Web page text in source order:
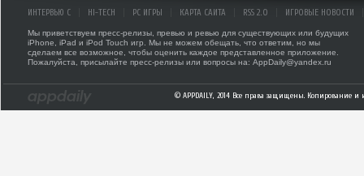
ИНТЕРВЬЮ С HI-TECH PC ИГРЫ КАРТА САЙТА RSS 2.0 ИГРОВЫЕ НОВОСТИ
Мы приветствуем пресс-релизы, превью и ревью для существующих или будущих
iPhone, iPad и iPod Touch игр. Мы не можем обещать, что ответим, но мы
сделаем все возможное, чтобы оценить каждое представленное приложение.
Пожалуйста, присылайте пресс-релизы или вопросы на: AppDaily@yandex.ru
© APPDAILY, 2014 Все права защищены. Копирование и